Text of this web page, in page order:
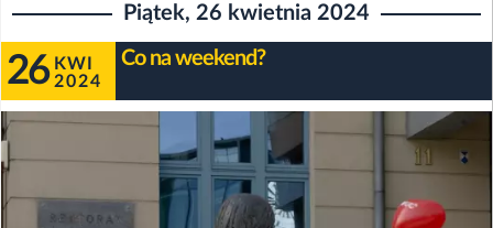
Piątek, 26 kwietnia 2024
26 KWI
2024
Co na weekend?